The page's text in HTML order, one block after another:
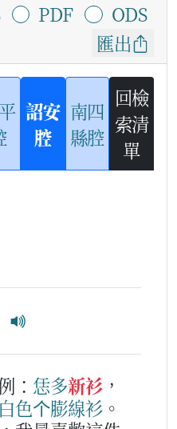
PDF
ODS
匯出
詔安
腔
南四
縣腔
回檢
索清
單
： 恁多新衫 ，
白色个膨線衫 。